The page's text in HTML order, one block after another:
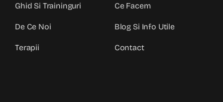
Ghid Si Traininguri
De Ce Noi
Terapii
Ce Facem
Blog Si Info Utile
Contact